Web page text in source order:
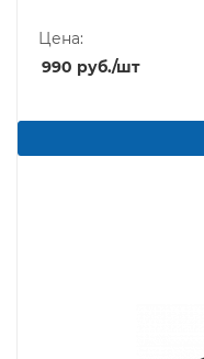
Цена:
990 руб./шт